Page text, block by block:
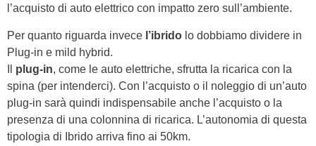
l’acquisto di auto elettrico con impatto zero sull’ambiente.
Per quanto riguarda invece l’ibrido lo dobbiamo dividere in
Plug-in e mild hybrid.
plug-in, come le auto elettriche, sfrutta la ricarica con la
spina (per intenderci). Con l’acquisto o il noleggio di un’auto
plug-in sarà quindi indispensabile anche l’acquisto o la
presenza di una colonnina di ricarica. L’autonomia di questa
tipologia di Ibrido arriva fino ai 50km.